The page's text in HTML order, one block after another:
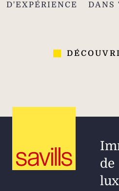
D'EXPÉRIENCE
DANS
de